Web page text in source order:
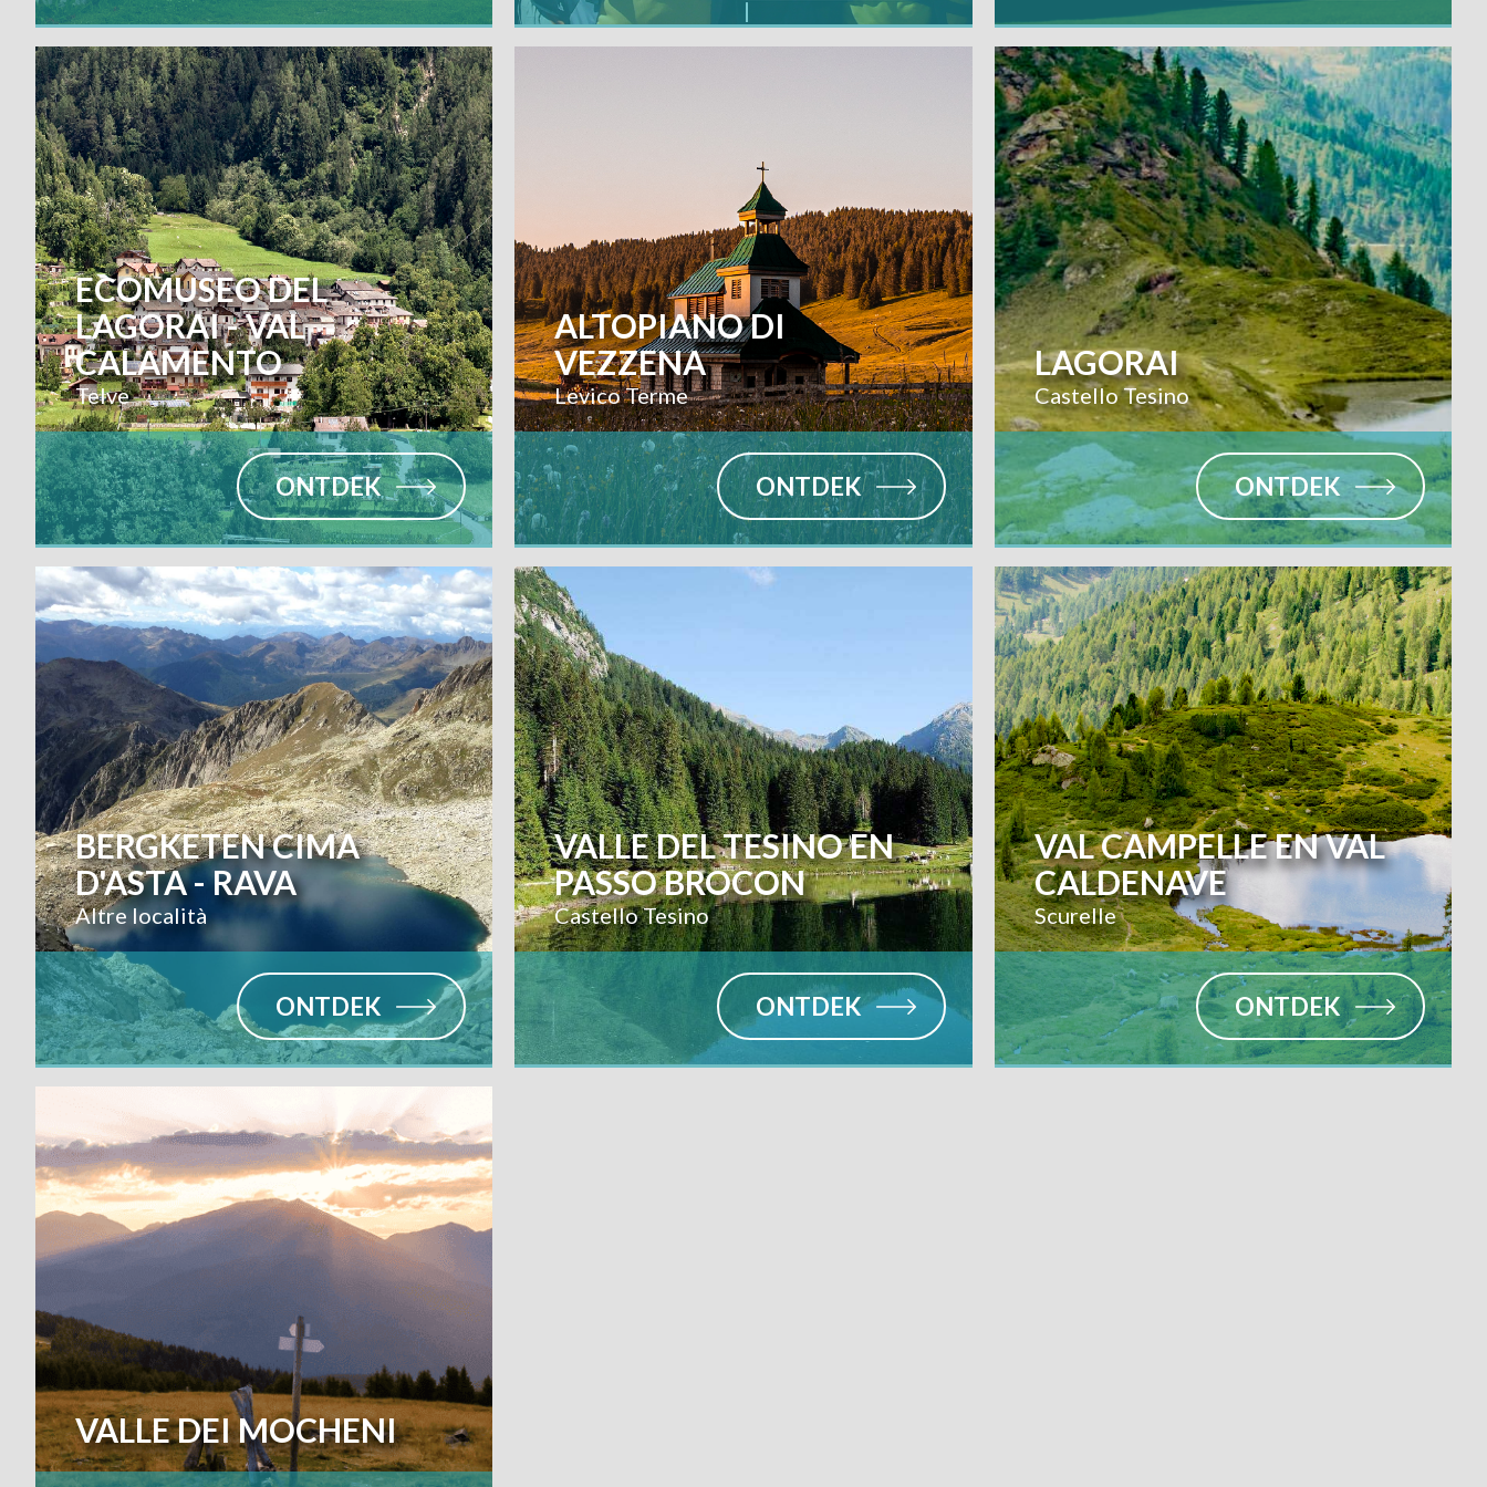
ECOMUSEO DEL
LAGORAI - VAL
CALAMENTO
Telve
ONTDEK
ALTOPIANO DI
VEZZENA
Levico Terme
ONTDEK
LAGORAI
Castello Tesino
ONTDEK
BERGKETEN CIMA
D'ASTA - RAVA
Altre località
ONTDEK
VALLE DEL TESINO EN
PASSO BROCON
Castello Tesino
ONTDEK
VAL CAMPELLE EN VAL
CALDENAVE
Scurelle
ONTDEK
VALLE DEI MOCHENI